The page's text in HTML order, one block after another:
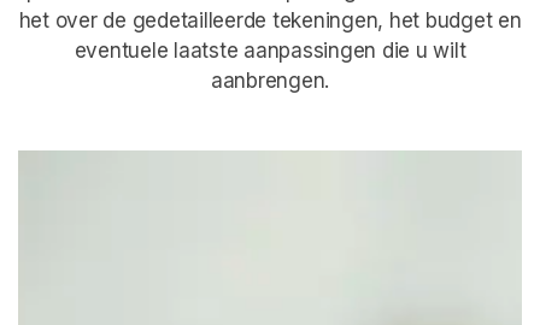
het over de gedetailleerde tekeningen, het budget en
eventuele laatste aanpassingen die u wilt
aanbrengen.